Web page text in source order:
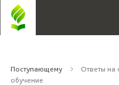
Поступающему
Ответы на
обучение